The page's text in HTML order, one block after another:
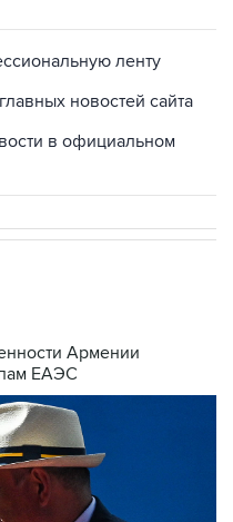
ленту
новостей сайта
в официальном
Армении
ЕАЭС